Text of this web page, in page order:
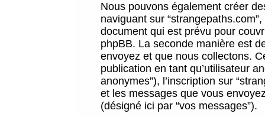
Nous pouvons également créer
naviguant sur
document qui est prévu pour
phpBB. La seconde manière est
envoyez et que nous collectons.
publication en tant qu’utilisateur
anonymes”), l’inscription sur
et les messages que vous
(désigné ici par “vos messages”).